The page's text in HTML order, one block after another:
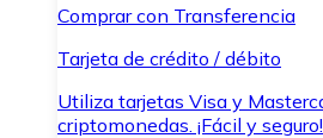
Comprar con Transferencia
Tarjeta de crédito / débito
Utiliza tarjetas Visa y
criptomonedas. ¡Fácil y seguro!